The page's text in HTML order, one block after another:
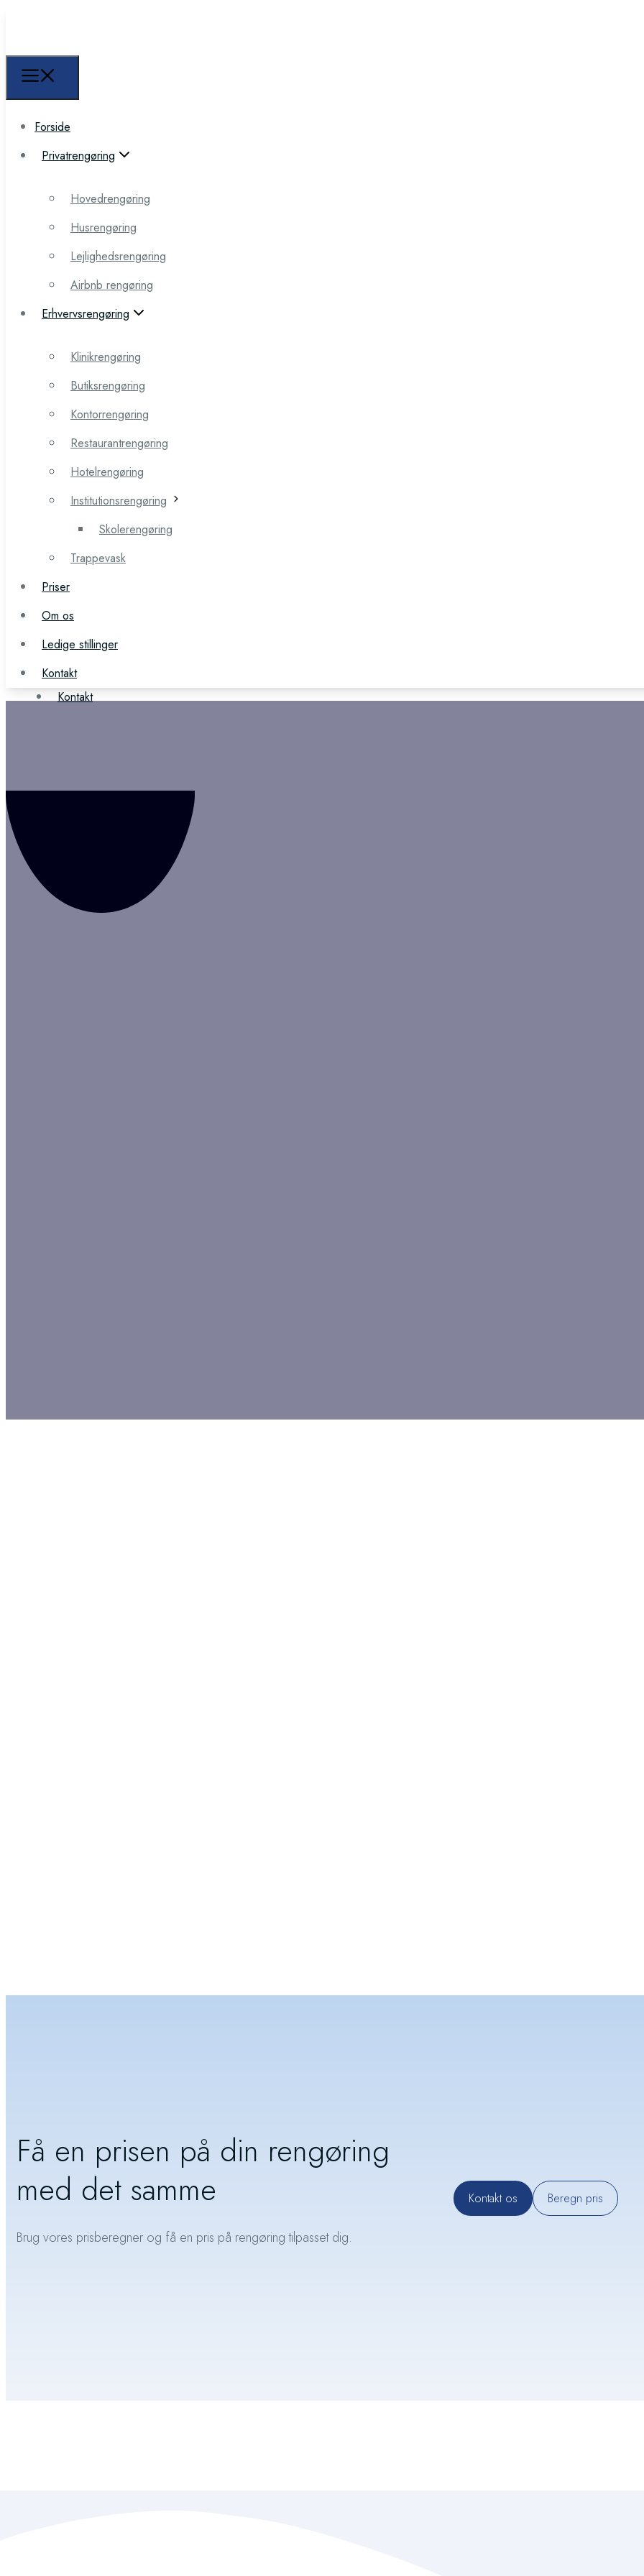
Forside
Hovedrengøring
Husrengøring
Lejlighedsrengøring
Airbnb rengøring
Klinikrengøring
Butiksrengøring
Kontorrengøring
Restaurantrengøring
Hotelrengøring
Institutionsrengøring
Skolerengøring
Priser
Om os
Ledige stillinger
Kontakt
Forside
Privatrengøring
Hovedrengøring
Husrengøring
Lejlighedsrengøring
Airbnb rengøring
Erhvervsrengøring
Klinikrengøring
Butiksrengøring
Kontorrengøring
Restaurantrengøring
Hotelrengøring
Institutionsrengøring
Skolerengøring
Trappevask
Priser
Om os
Ledige stillinger
Kontakt
Få en prisen på din rengøring
med det samme
Brug vores prisberegner og få en pris på rengøring tilpasset dig.
Kontakt os Beregn pris